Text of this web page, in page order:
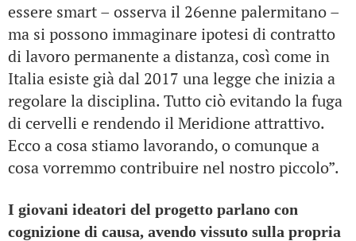
essere smart – osserva il 26enne palermitano –
ma si possono immaginare ipotesi di contratto
di lavoro permanente a distanza, così come in
Italia esiste già dal 2017 una legge che inizia a
regolare la disciplina. Tutto ciò evitando la fuga
di cervelli e rendendo il Meridione attrattivo.
Ecco a cosa stiamo lavorando, o comunque a
cosa vorremmo contribuire nel nostro piccolo”.
I giovani ideatori del progetto parlano con
cognizione di causa, avendo vissuto sulla propria